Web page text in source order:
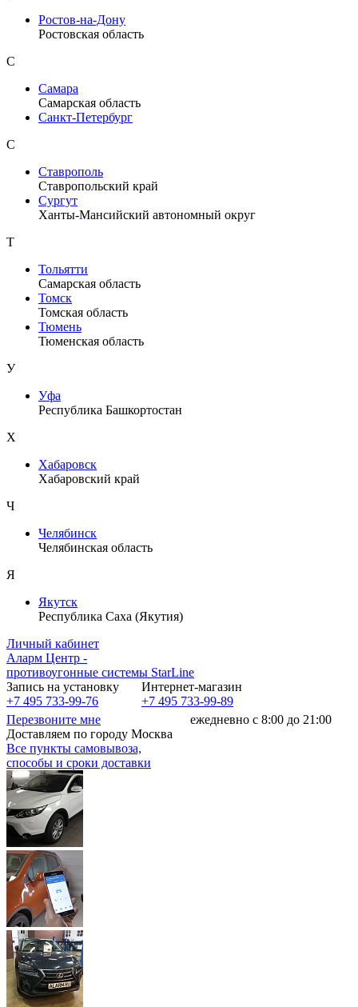
Ростов-на-Дону
Ростовская область
С
Самара
Самарская область
Санкт-Петербург
С
Ставрополь
Ставропольский край
Сургут
Ханты-Мансийский автономный округ
Т
Тольятти
Самарская область
Томск
Томская область
Тюмень
Тюменская область
У
Уфа
Республика Башкортостан
Х
Хабаровск
Хабаровский край
Ч
Челябинск
Челябинская область
Я
Якутск
Республика Саха (Якутия)
Личный кабинет
Аларм Центр -
противоугонные системы StarLine
Запись на установку
+7 495 733-99-76
Интернет-магазин
+7 495 733-99-89
Перезвоните мне
ежедневно с 8:00 до 21:00
Доставляем по городу Москва
Все пункты самовывоза,
способы и сроки доставки